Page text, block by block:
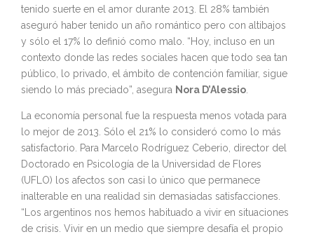
tenido suerte en el amor durante 2013. El 28% también
aseguró haber tenido un año romántico pero con altibajos
y sólo el 17% lo definió como malo. “Hoy, incluso en un
contexto donde las redes sociales hacen que todo sea tan
público, lo privado, el ámbito de contención familiar, sigue
siendo lo más preciado”, asegura Nora D’Alessio.
La economía personal fue la respuesta menos votada para
lo mejor de 2013. Sólo el 21% lo consideró como lo más
satisfactorio. Para Marcelo Rodríguez Ceberio, director del
Doctorado en Psicología de la Universidad de Flores
(UFLO) los afectos son casi lo único que permanece
inalterable en una realidad sin demasiadas satisfacciones.
“Los argentinos nos hemos habituado a vivir en situaciones
de crisis. Vivir en un medio que siempre desafía el propio